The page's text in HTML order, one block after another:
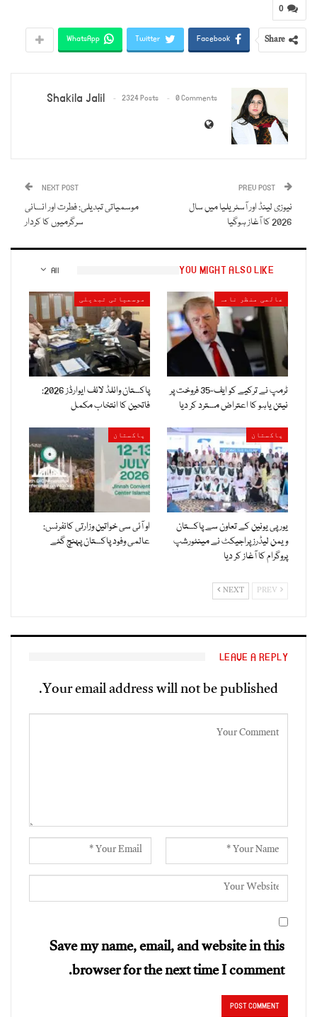
0
Share
Facebook
Twitter
WhatsApp
Shakila Jalil 2324 Posts 0 Comments
نیوزی لینڈ اور آسٹریلیا میں سال
2026 کا آغاز ہوگیا
NEXT POST
موسمیاتی تبدیلی: فطرت اور انسانی
سرگرمیوں کا کردار
All YOU MIGHT ALSO LIKE
عالمی منظر نامہ
ٹرمپ نے ترکیے کو ایف-35 فروخت پر
نیتن یاہو کا اعتراض مسترد کر دیا
موسمیاتی تبدیلی
پاکستان وائلڈ لائف ایوارڈز 2026:
فاتحین کا انتخاب مکمل
پاکستان
یورپی یونین کے تعاون سے پاکستان
ویمن لیڈرز پراجیکٹ نے مینٹورشپ
پروگرام کا آغاز کر دیا
پاکستان
او آئی سی خواتین وزارتی کانفرنس:
عالمی وفود پاکستان پہنچ گئے
NEXT
LEAVE A REPLY
Your email address will not be published.
Save my name, email, and website in this
browser for the next time I comment.